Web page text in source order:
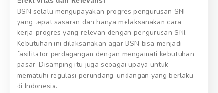
BSN selalu mengupayakan progres pengurusan SNI
yang tepat sasaran dan hanya melaksanakan cara
kerja-progres yang relevan dengan pengurusan SNI.
Kebutuhan ini dilaksanakan agar BSN bisa menjadi
fasilitator perdagangan dengan mengamati kebutuhan
pasar. Disamping itu juga sebagai upaya untuk
mematuhi regulasi perundang-undangan yang berlaku
di Indonesia.